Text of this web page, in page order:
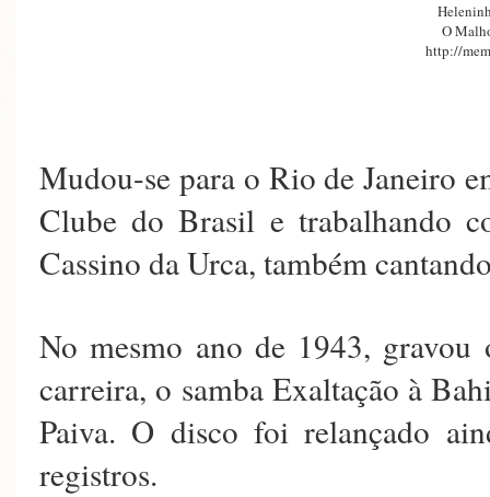
O
http://
Mudou-se para o Rio de Janeiro
Clube do Brasil e trabalhando
Cassino da Urca, também
No mesmo ano de 1943, gravou
carreira, o samba Exaltação à
Paiva. O disco foi relançado
registros.